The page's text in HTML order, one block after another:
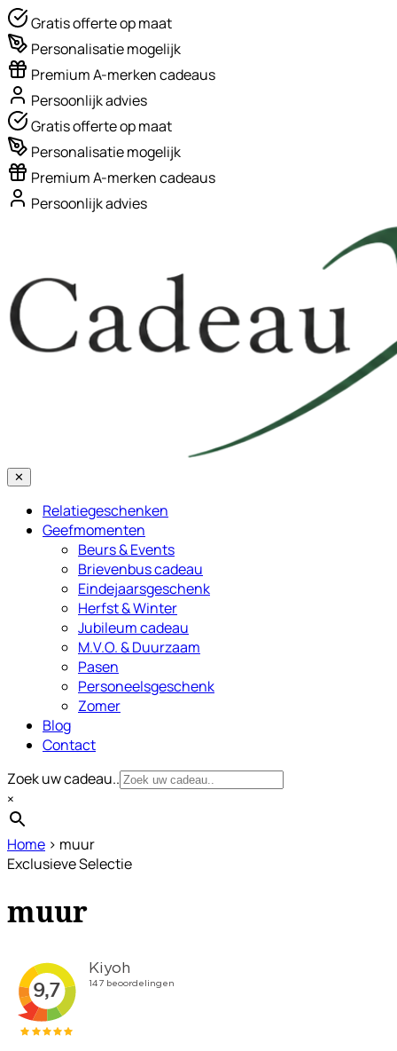
Gratis offerte op maat
Personalisatie mogelijk
Premium A-merken cadeaus
Persoonlijk advies
Gratis offerte op maat
Personalisatie mogelijk
Premium A-merken cadeaus
Persoonlijk advies
✕
Relatiegeschenken
Geefmomenten
Beurs & Events
Brievenbus cadeau
Eindejaarsgeschenk
Herfst & Winter
Jubileum cadeau
M.V.O. & Duurzaam
Pasen
Personeelsgeschenk
Zomer
Blog
Contact
Zoek uw cadeau..
×
Home › muur
Exclusieve Selectie
muur